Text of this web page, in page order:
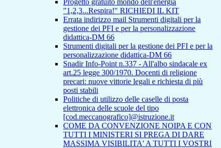
Progetto gratuito mondo dell'energia
"1,2,3...Respira!" RICHIEDI IL KIT
Errata indirizzo mail Strumenti digitali per la
gestione dei PFI e per la personalizzazione
didattica-DM 66
Strumenti digitali per la gestione dei PFI e per la
personalizzazione didattica-DM 66
Snadir Info-Point n.337 - All'albo sindacale ex
art.25 legge 300/1970. Docenti di religione
precari: nuove vittorie legali e richiesta di più
posti stabili
Politiche di utilizzo delle caselle di posta
elettronica delle scuole del tipo
[cod.meccanografico]@istruzione.it
COME DA CONVENZIONE NOIPA E CON
TUTTI I MINISTERI SI PREGA DI DARE
MASSIMA VISIBILITA' A TUTTI I VOSTRI